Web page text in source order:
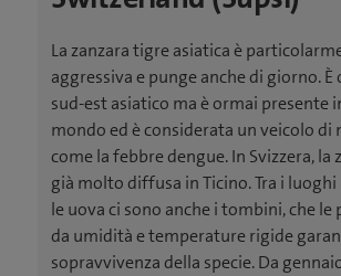
La zanzara tigre asiatica è
aggressiva e punge anche di giorno.
sud-est asiatico ma è ormai presente
mondo ed è considerata un veicolo
come la febbre dengue. In Svizzera, la
già molto diffusa in Ticino. Tra i
le uova ci sono anche i tombini, che
da umidità e temperature rigide
sopravvivenza della specie. Da